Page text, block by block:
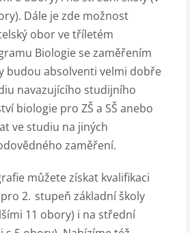
Dále je zde možnost
obor ve tříletém
Biologie se zaměřením
budou absolventi velmi dobře
navazujícího studijního
biologie pro ZŠ a SŠ anebo
ve studiu na jiných
zaměření.
můžete získat kvalifikaci
2. stupeň základní školy
11 obory) i na střední